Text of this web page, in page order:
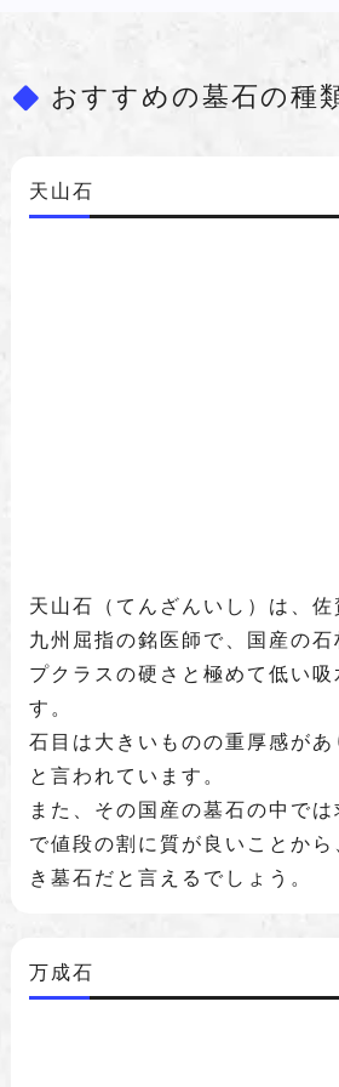
おすすめの墓石の種
天山石
天山石（てんざんいし）は、佐
九州屈指の銘医師で、国産の石
プクラスの硬さと極めて低い吸
す。
石目は大きいものの重厚感が
と言われています。
また、その国産の墓石の中で
で値段の割に質が良いことか
き墓石だと言えるでしょう。
万成石